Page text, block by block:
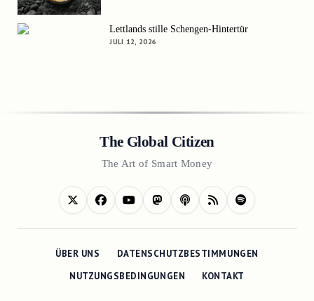
Lettlands stille Schengen-Hintertür
JULI 12, 2026
The Global Citizen
The Art of Smart Money
ÜBER UNS
DATENSCHUTZBESTIMMUNGEN
NUTZUNGSBEDINGUNGEN
KONTAKT